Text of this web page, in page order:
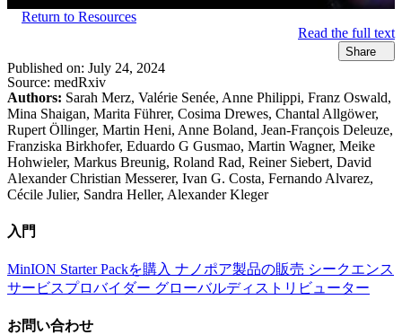
Return to Resources
Read the full text
Share
Published on: July 24, 2024
Source: medRxiv
Authors: Sarah Merz, Valérie Senée, Anne Philippi, Franz Oswald,
Mina Shaigan, Marita Führer, Cosima Drewes, Chantal Allgöwer,
Rupert Öllinger, Martin Heni, Anne Boland, Jean-François Deleuze,
Franziska Birkhofer, Eduardo G Gusmao, Martin Wagner, Meike
Hohwieler, Markus Breunig, Roland Rad, Reiner Siebert, David
Alexander Christian Messerer, Ivan G. Costa, Fernando Alvarez,
Cécile Julier, Sandra Heller, Alexander Kleger
入門
MinION Starter Packを購入 ナノポア製品の販売 シークエンス
サービスプロバイダー グローバルディストリビューター
お問い合わせ